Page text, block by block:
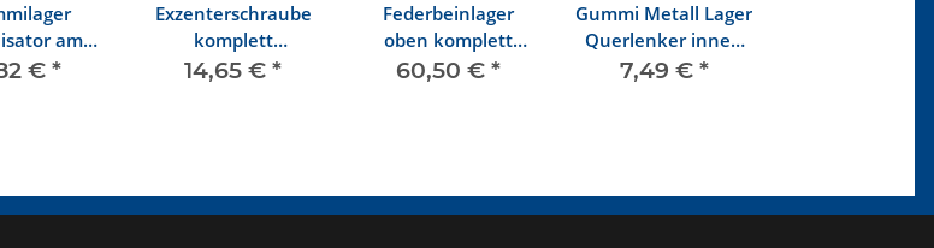
am
€ *
Exzenterschraube
komplett
1302/1303
14,65 € *
Federbeinlager
oben komplett
1302/1303 bis 7/73
60,50 € *
Gummi Metall Lager
Querlenker innen
1302/1303
7,49 € *